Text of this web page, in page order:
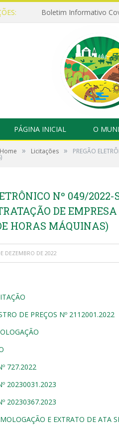
Boletim Informativo
PÁGINA INICIAL O
Home » Licitações » PREGÃO
Nº 049/2022-
DE
HORAS MÁQUINAS)
DEZEMBRO DE 2022
DE PREÇOS Nº 2112001.2022
727.2022
20230031.2023
20230367.2023
E EXTRATO DE ATA